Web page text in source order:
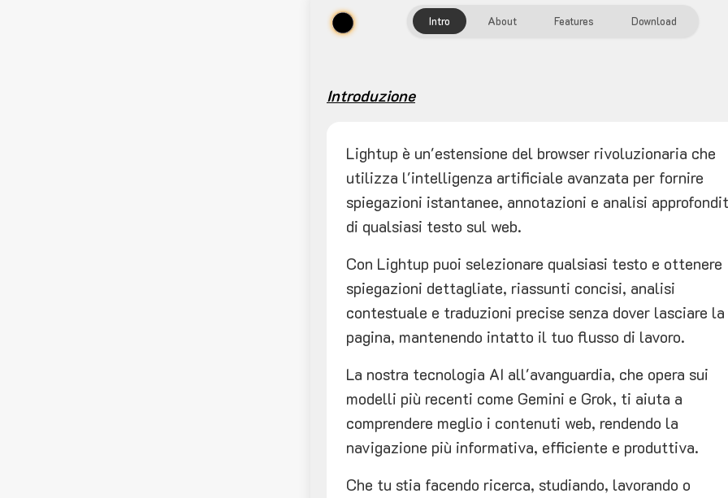
Intro About Features Download
Introduzione
Lightup è un'estensione del browser rivoluzionaria che
utilizza l'intelligenza artificiale avanzata per fornire
spiegazioni istantanee, annotazioni e analisi
di qualsiasi testo sul web.
Con Lightup puoi selezionare qualsiasi testo e ottenere
spiegazioni dettagliate, riassunti concisi, analisi
contestuale e traduzioni precise senza dover lasciare la
pagina, mantenendo intatto il tuo flusso di lavoro.
La nostra tecnologia AI all'avanguardia, che opera sui
modelli più recenti come Gemini e Grok, ti aiuta a
comprendere meglio i contenuti web, rendendo la
navigazione più informativa, efficiente e produttiva.
Che tu stia facendo ricerca, studiando, lavorando o